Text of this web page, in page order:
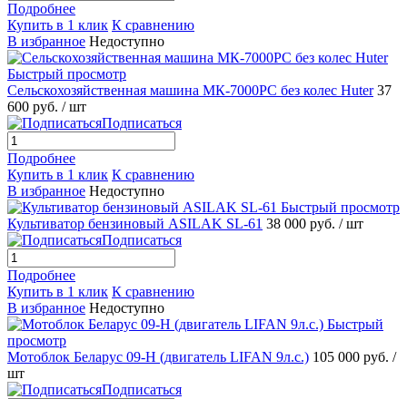
Подробнее
Купить в 1 клик К сравнению
В избранное Недоступно
Быстрый просмотр
Сельскохозяйственная машина МК-7000РС без колес Huter 37
600 руб. / шт
Подписаться
Подробнее
Купить в 1 клик К сравнению
В избранное Недоступно
Быстрый просмотр
Культиватор бензиновый ASILAK SL-61 38 000 руб. / шт
Подписаться
Подробнее
Купить в 1 клик К сравнению
В избранное Недоступно
Быстрый
просмотр
Мотоблок Беларус 09-Н (двигатель LIFAN 9л.с.) 105 000 руб. /
шт
Подписаться